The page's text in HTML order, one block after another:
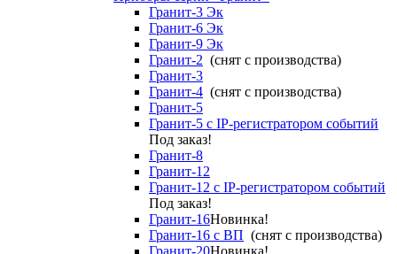
Гранит-3 Эк
Гранит-6 Эк
Гранит-9 Эк
Гранит-2 (снят с производства)
Гранит-3
Гранит-4 (снят с производства)
Гранит-5
Гранит-5 с IP-регистратором событий
Под заказ!
Гранит-8
Гранит-12
Гранит-12 с IP-регистратором событий
Под заказ!
Гранит-16Новинка!
Гранит-16 с ВП (снят с производства)
Гранит-20Новинка!